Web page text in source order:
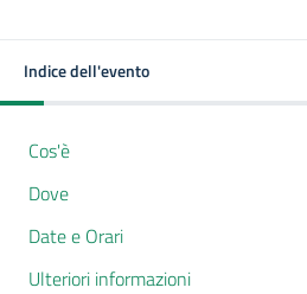
Indice dell'evento
Cos'è
Dove
Date e Orari
Ulteriori informazioni